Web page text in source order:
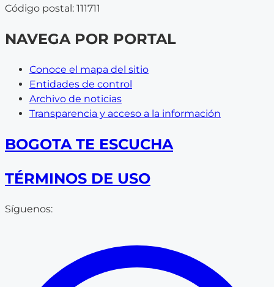
Código postal: 111711
NAVEGA POR PORTAL
Conoce el mapa del sitio
Entidades de control
Archivo de noticias
Transparencia y acceso a la información
BOGOTA TE ESCUCHA
TÉRMINOS DE USO
Síguenos: